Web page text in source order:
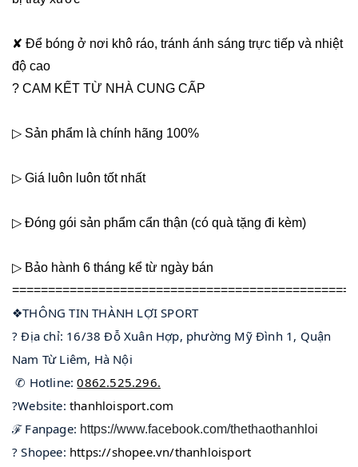
✘ Để bóng ở nơi khô ráo, tránh ánh sáng trực tiếp và nhiệt
độ cao
? CAM KẾT TỪ NHÀ CUNG CẤP
▷ Sản phẩm là chính hãng 100%
▷ Giá luôn luôn tốt nhất
▷ Đóng gói sản phẩm cẩn thận (có quà tặng đi kèm)
▷ Bảo hành 6 tháng kể từ ngày bán
❖THÔNG TIN THÀNH LỢI SPORT
? Địa chỉ: 16/38 Đỗ Xuân Hợp, phường Mỹ Đình 1, Quận
Nam Từ Liêm, Hà Nội
✆ Hotline: 0862.525.296.
?Website: thanhloisport.com
ℱ Fanpage: https://www.facebook.com/thethaothanhloi
? Shopee: https://shopee.vn/thanhloisport